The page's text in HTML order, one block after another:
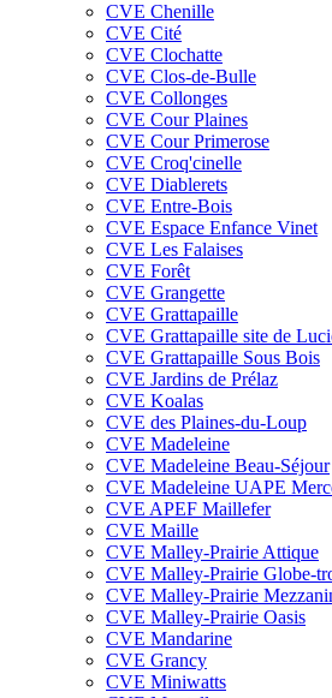
CVE Chenille
CVE Cité
CVE Clochatte
CVE Clos-de-Bulle
CVE Collonges
CVE Cour Plaines
CVE Cour Primerose
CVE Croq'cinelle
CVE Diablerets
CVE Entre-Bois
CVE Espace Enfance Vinet
CVE Les Falaises
CVE Forêt
CVE Grangette
CVE Grattapaille
CVE Grattapaille site de
CVE Grattapaille Sous Bois
CVE Jardins de Prélaz
CVE Koalas
CVE des Plaines-du-Loup
CVE Madeleine
CVE Madeleine Beau-Séjour
CVE Madeleine UAPE
CVE APEF Maillefer
CVE Maille
CVE Malley-Prairie Attique
CVE Malley-Prairie Globe-
CVE Malley-Prairie
CVE Malley-Prairie Oasis
CVE Mandarine
CVE Grancy
CVE Miniwatts